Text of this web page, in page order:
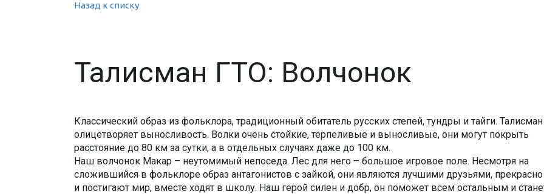
Назад к списку
Талисман ГТО: Волчонок
Классический образ из фольклора, традиционный обитатель русских степей, тундры и тайги. Талисман
олицетворяет выносливость. Волки очень стойкие, терпеливые и выносливые, они могут покрыть
расстояние до 80 км за сутки, а в отдельных случаях даже до 100 км.
Наш волчонок Макар – неутомимый непоседа. Лес для него – большое игровое поле. Несмотря на
сложившийся в фольклоре образ антагонистов с зайкой, они являются лучшими друзьями, прекрасно
и постигают мир, вместе ходят в школу. Наш герой силен и добр, он поможет всем остальным и